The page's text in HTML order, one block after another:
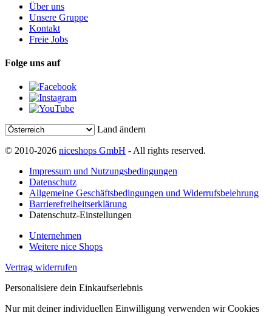
Über uns
Unsere Gruppe
Kontakt
Freie Jobs
Folge uns auf
Land ändern
© 2010-2026 niceshops GmbH - All rights reserved.
Impressum und Nutzungsbedingungen
Datenschutz
Allgemeine Geschäftsbedingungen und Widerrufsbelehrung
Barrierefreiheitserklärung
Datenschutz-Einstellungen
Unternehmen
Weitere nice Shops
Vertrag widerrufen
Personalisiere dein Einkaufserlebnis
Nur mit deiner individuellen Einwilligung verwenden wir Cookies